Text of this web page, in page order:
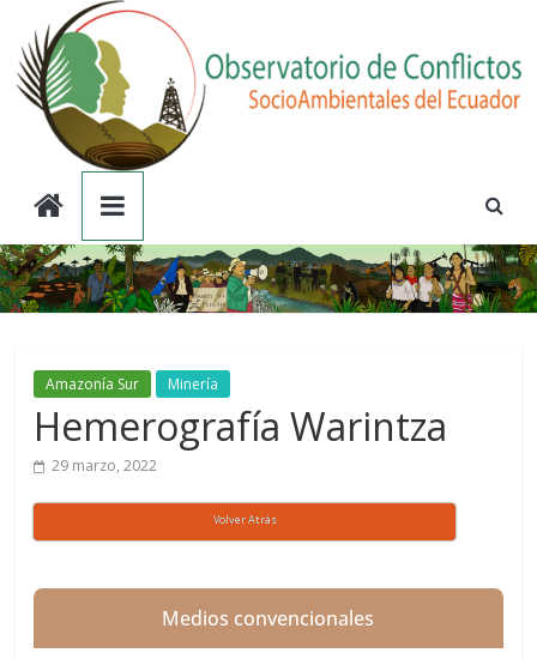
contenido
Observatorio
de
Conflictos
Socioambientales
del
Ecuador
Amazonía Sur Minería
Hemerografía Warintza
29 marzo, 2022
Volver Atrás
Medios convencionales